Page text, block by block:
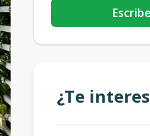
¿Te